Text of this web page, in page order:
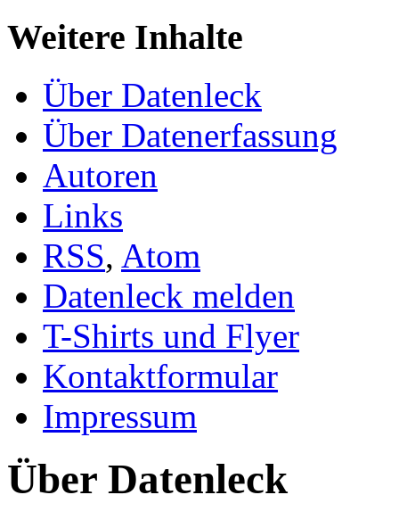
Weitere Inhalte
Über Datenleck
Über Datenerfassung
Autoren
Links
RSS, Atom
Datenleck melden
T-Shirts und Flyer
Kontaktformular
Impressum
Über Datenleck